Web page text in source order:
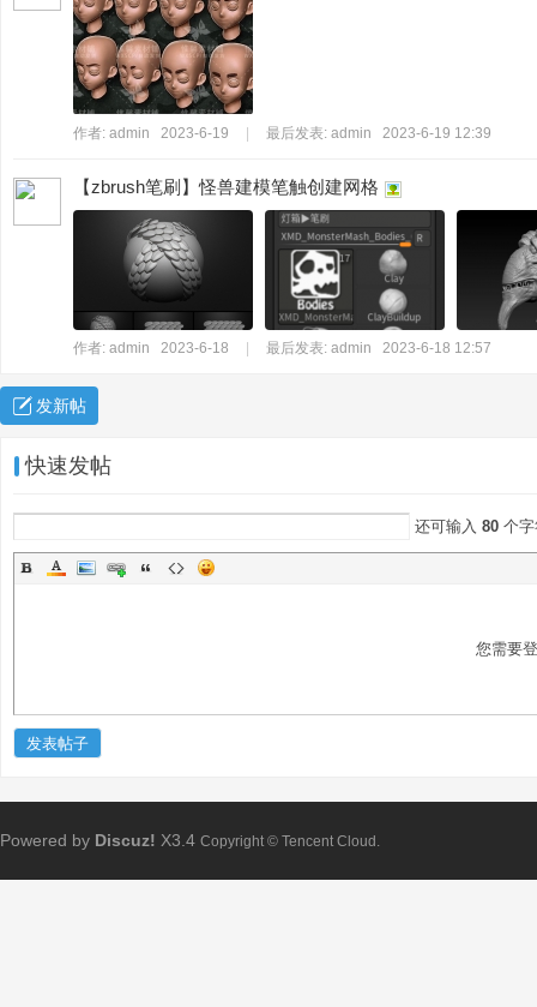
作者: admin 2023-6-19 最后发表: admin 2023-6-19 12:39
【zbrush笔刷】怪兽建模笔触创建网格
作者: admin 2023-6-18 最后发表: admin 2023-6-18 12:57
发新帖
快速发帖
还可输入 80 个
您需要
发表帖子
Powered by Discuz! X3.4 Copyright © Tencent Cloud.